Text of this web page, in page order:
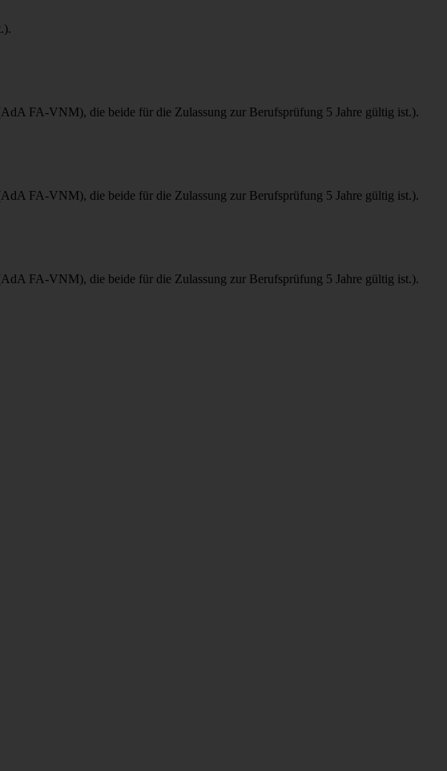
FA-VNM), die beide für die Zulassung zur Berufsprüfung 5 Jahre gültig ist.).
FA-VNM), die beide für die Zulassung zur Berufsprüfung 5 Jahre gültig ist.).
FA-VNM), die beide für die Zulassung zur Berufsprüfung 5 Jahre gültig ist.).